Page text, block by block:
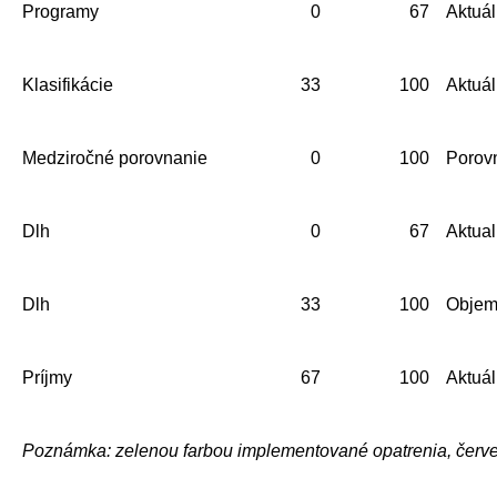
Programy 0 67
Klasifikácie 33 100
Medziročné porovnanie 0 100
Dlh 0 67
Dlh 33 100
Príjmy 67 100
Poznámka: zelenou farbou implementované opatrenia,